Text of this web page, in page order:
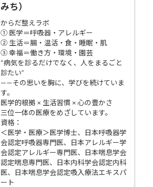
みち）
からだ整えラボ
① 医学＝呼吸器・アレルギー
② 生活＝腸・温活・食・睡眠・肌
③ 幸福＝働き方・環境・園芸
“病気を診るだけでなく、人をまるごと
診たい”
——その思いを胸に、学びを続けていま
す。
医学的根拠 × 生活習慣 × 心の豊かさ
三位一体の医療をめざしています。
資格：
＜医学・医療＞医学博士、日本呼吸器学
会認定呼吸器専門医、日本アレルギー学
会認定アレルギー専門医、日本喘息学会
認定喘息専門医、日本内科学会認定内科
医、日本喘息学会認定吸入療法エキスパ
ート